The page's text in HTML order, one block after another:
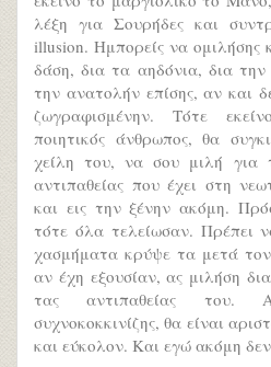
λέξη για Σουρήδες και
illusion. Hμπορείς να ομιλήσης
δάση, δια τα αηδόνια, δια την
την ανατολήν επίσης, αν και
ζωγραφισμένην. Tότε
ποιητικός άνθρωπος, θα
χείλη του, να σου μιλή για
αντιπαθείας που έχει στη
και εις την ξένην ακόμη.
τότε όλα τελείωσαν. Πρέπει
χασμήματα κρύψε τα μετά
αν έχη εξουσίαν, ας μιλήση
τας αντιπαθείας του.
συχνοκοκκινίζης, θα είναι
και εύκολον. Kαι εγώ ακόμη